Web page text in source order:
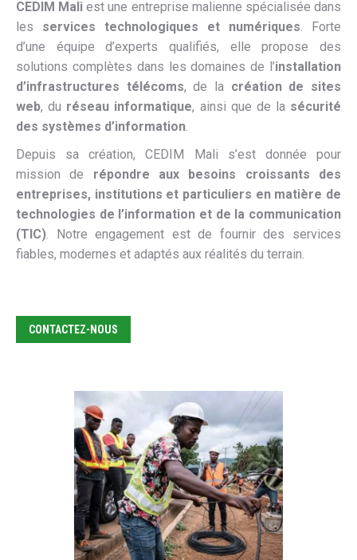
CEDIM Mali est une entreprise malienne spécialisée dans
les services technologiques et numériques. Forte
d’une équipe d’experts qualifiés, elle propose des
solutions complètes dans les domaines de l’installation
d’infrastructures télécoms, de la création de sites
web, du réseau informatique, ainsi que de la sécurité
des systèmes d’information.
Depuis sa création, CEDIM Mali s’est donnée pour
mission de répondre aux besoins croissants des
entreprises, institutions et particuliers en matière de
technologies de l’information et de la communication
(TIC). Notre engagement est de fournir des services
fiables, modernes et adaptés aux réalités du terrain.
CONTACTEZ-NOUS